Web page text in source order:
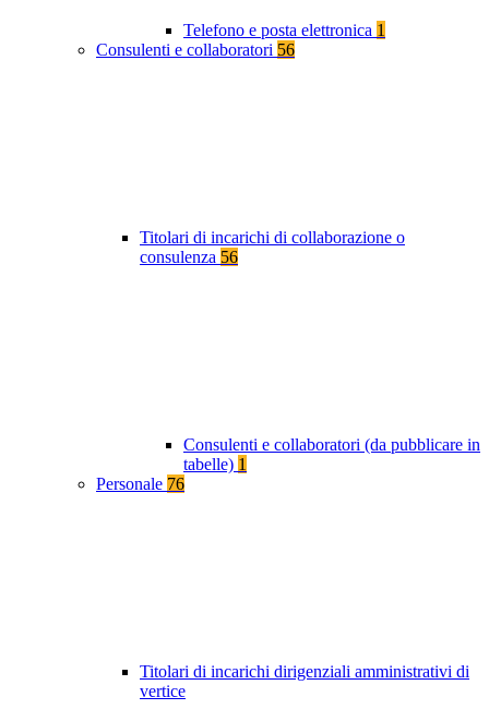
Telefono e posta elettronica 1
Consulenti e collaboratori 56
Titolari di incarichi di collaborazione o
consulenza 56
Consulenti e collaboratori (da pubblicare in
tabelle) 1
Personale 76
Titolari di incarichi dirigenziali amministrativi di
vertice